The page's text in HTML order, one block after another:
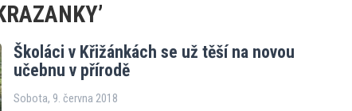
Školáci v Křižánkách se už těší na novou
učebnu v přírodě
Sobota, 9. června 2018